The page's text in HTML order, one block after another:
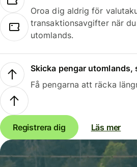
Oroa dig aldrig för
transaktionsavgifter när
utomlands.
Skicka pengar utomlands,
Få pengarna att räcka
Registrera dig Läs mer